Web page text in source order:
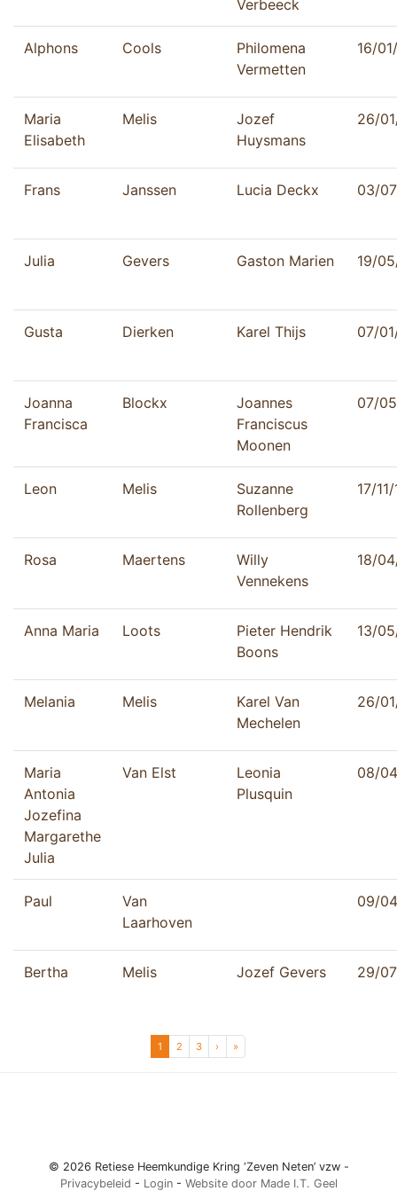
Verbeeck
Alphons Cools
Philomena
Vermetten
16/
Maria
Elisabeth
Melis
Jozef
Huysmans
26/
Frans Janssen Lucia Deckx 03/
Julia Gevers Gaston Marien 19/
Gusta Dierken Karel Thijs 07/
Joanna
Francisca
Blockx
Joannes
Franciscus
Moonen
07/
Leon Melis
Suzanne
Rollenberg
17/
Rosa Maertens
Willy
Vennekens
18/
Anna Maria Loots
Pieter Hendrik
Boons
13/
Melania Melis
Karel Van
Mechelen
26/
Maria
Antonia
Jozefina
Margarethe
Julia
Van Elst
Leonia
Plusquin
08/
Paul
Van
Laarhoven
09/
Bertha Melis Jozef Gevers 29/
Current Page
1 Page
2 Page
3 › »
© 2026 Retiese Heemkundige Kring ‘Zeven Neten’ vzw -
Privacybeleid - Login- Website door Made I.T. Geel